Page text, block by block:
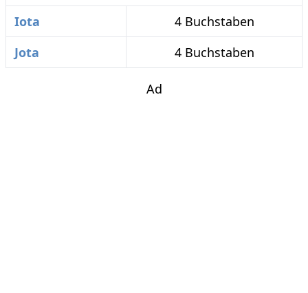
Iota
4 Buchstaben
Jota
4 Buchstaben
Ad